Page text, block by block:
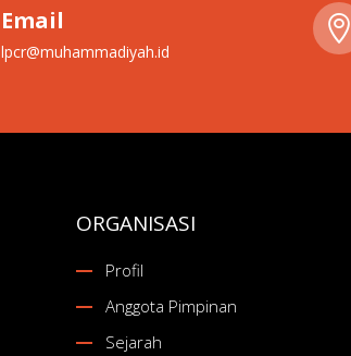
Email
lpcr@muhammadiyah.id

ORGANISASI
Profil
Anggota Pimpinan
Sejarah